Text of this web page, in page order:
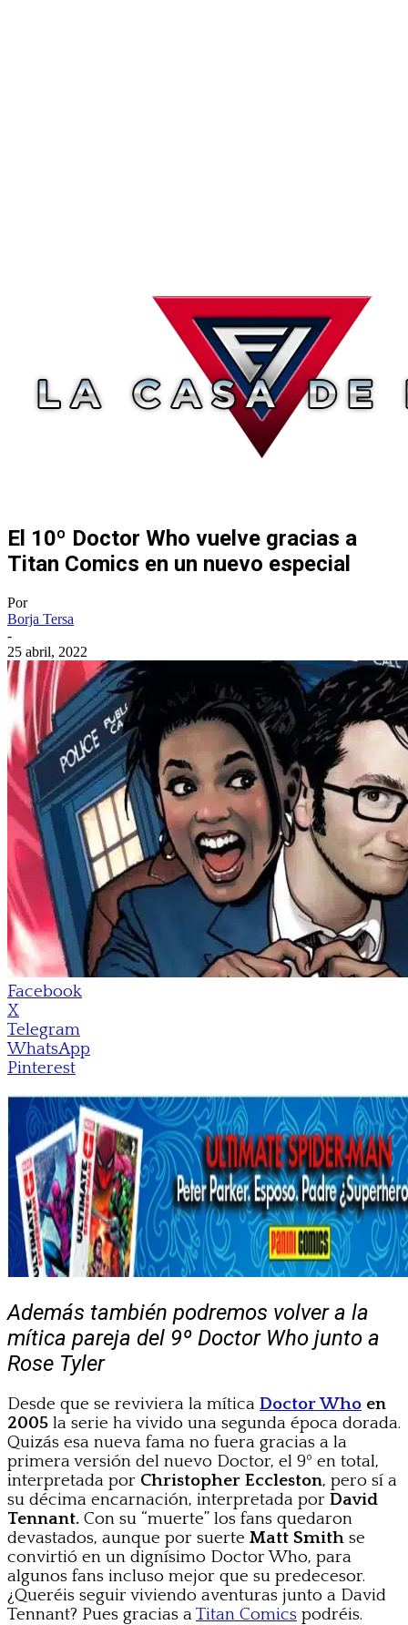
El 10º Doctor Who vuelve gracias a
Titan Comics en un nuevo especial
Por
Borja Tersa
-
25 abril, 2022
Facebook
X
Telegram
WhatsApp
Pinterest
Además también podremos volver a la
mítica pareja del 9º Doctor Who junto a
Rose Tyler
Desde que se reviviera la mítica Doctor Who en
2005 la serie ha vivido una segunda época dorada.
Quizás esa nueva fama no fuera gracias a la
primera versión del nuevo Doctor, el 9º en total,
interpretada por Christopher Eccleston, pero sí a
su décima encarnación, interpretada por David
Tennant. Con su “muerte” los fans quedaron
devastados, aunque por suerte Matt Smith se
convirtió en un dignísimo Doctor Who, para
algunos fans incluso mejor que su predecesor.
¿Queréis seguir viviendo aventuras junto a David
Tennant? Pues gracias aTitan Comics podréis.